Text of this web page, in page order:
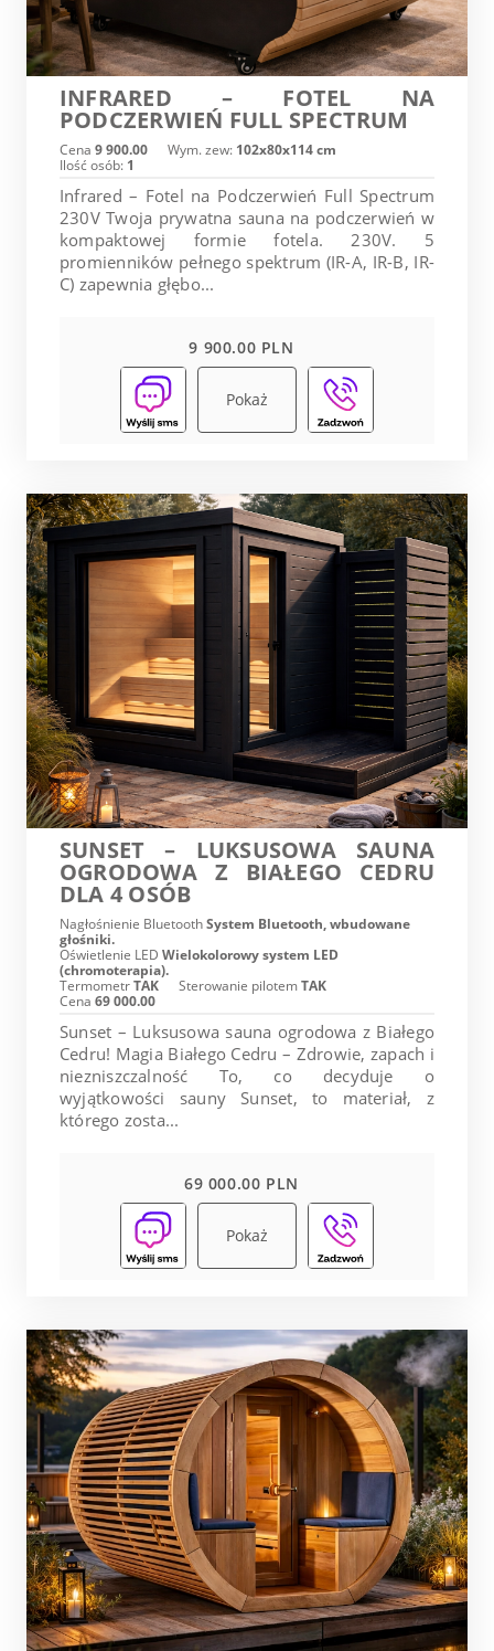
INFRARED – FOTEL NA
PODCZERWIEŃ FULL SPECTRUM
Cena 9 900.00 Wym. zew: 102x80x114 cm
Ilość osób: 1
Infrared – Fotel na Podczerwień Full Spectrum
230V Twoja prywatna sauna na podczerwień w
kompaktowej formie fotela. 230V. 5
promienników pełnego spektrum (IR-A, IR-B, IR-
C) zapewnia głębo...
9 900.00 PLN
Pokaż
SUNSET – LUKSUSOWA SAUNA
OGRODOWA Z BIAŁEGO CEDRU
DLA 4 OSÓB
Nagłośnienie BluetoothSystem Bluetooth, wbudowane
głośniki.
Oświetlenie LED Wielokolorowy system LED
(chromoterapia).
TermometrTAK Sterowanie pilotemTAK
Cena 69 000.00
Sunset – Luksusowa sauna ogrodowa z Białego
Cedru! Magia Białego Cedru – Zdrowie, zapach i
niezniszczalność To, co decyduje o
wyjątkowości sauny Sunset, to materiał, z
którego zosta...
69 000.00 PLN
Pokaż